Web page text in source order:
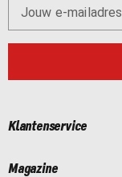
Jouw e-mailadres
Klantenservice
Magazine